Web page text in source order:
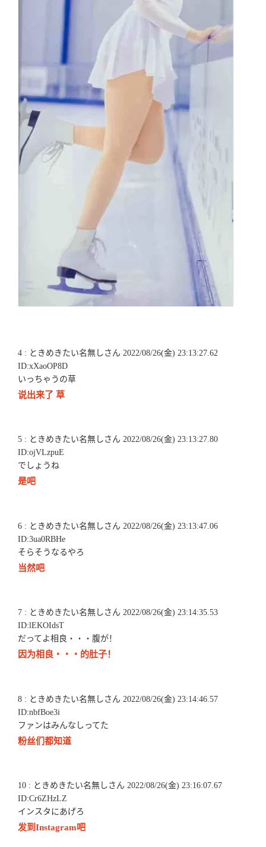
4 : ときめきたい名無しさん 2022/08/26(金) 23:13:27.62
ID:xXaoOP8D
いっちゃうの草
说出来了 草
5 : ときめきたい名無しさん 2022/08/26(金) 23:13:27.80
ID:ojVLzpuE
でしょうね
是吧
6 : ときめきたい名無しさん 2022/08/26(金) 23:13:47.06
ID:3ua0RBHe
そらそうなるやろ
当然吧
7 : ときめきたい名無しさん 2022/08/26(金) 23:14:35.53
ID:lEKOIdsT
だってよ相良・・・腹が！
因为相良・・・的肚子！
8 : ときめきたい名無しさん 2022/08/26(金) 23:14:46.57
ID:nbfBoe3i
ファンはみんなしってた
粉丝们都知道
10 : ときめきたい名無しさん 2022/08/26(金) 23:16:07.67
ID:Cr6ZHzLZ
インスタにあげろ
发到Instagram吧